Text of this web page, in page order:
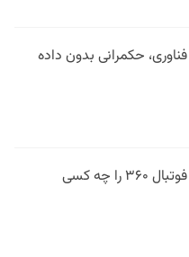
حکمرانی بدون داده
فیلتر در وقت اضافه؛ فوتبال ۳۶۰ را چه کسی